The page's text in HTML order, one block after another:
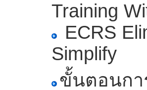
Training
ECRS
Simplify
ขั้นตอนกา